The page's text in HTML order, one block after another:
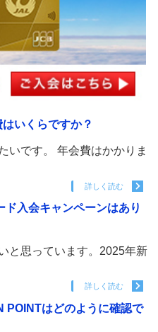
いくらですか？
いです。 年会費はかかりま
詳しく読む
ド入会キャンペーンはあり
と思っています。2025年新
詳しく読む
POINTはどのように確認で